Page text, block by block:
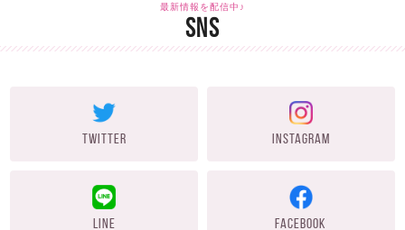
最新情報を配信中♪
SNS
TWITTER INSTAGRAM
LINE FACEBOOK